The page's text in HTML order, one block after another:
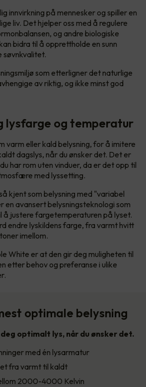
innvirkning på mennesker og spiller en
liv. Det hjelper oss med å regulere
og andre biologiske
bidra til å opprettholde en sunn
søvnkvalitet.
som etterligner det naturlige
av riktig, og ikke minst god
lysfarge og temperatur
varm eller kald belysning, for å imitere
dagslys, når du ønsker det. Det er
har rom uten vinduer, da er det opp til
med lyssetting.
kjent som belysning med "variabel
avansert belysningsteknologi som
å justere fargetemperaturen på lyset.
endre lyskildens farge, fra varmt hvitt
imellom.
White er at den gir deg muligheten til
etter behov og preferanse i ulike
optimale belysning
optimalt lys, når du ønsker det.
med én lysarmatur
fra varmt til kaldt
2000-4000 Kelvin